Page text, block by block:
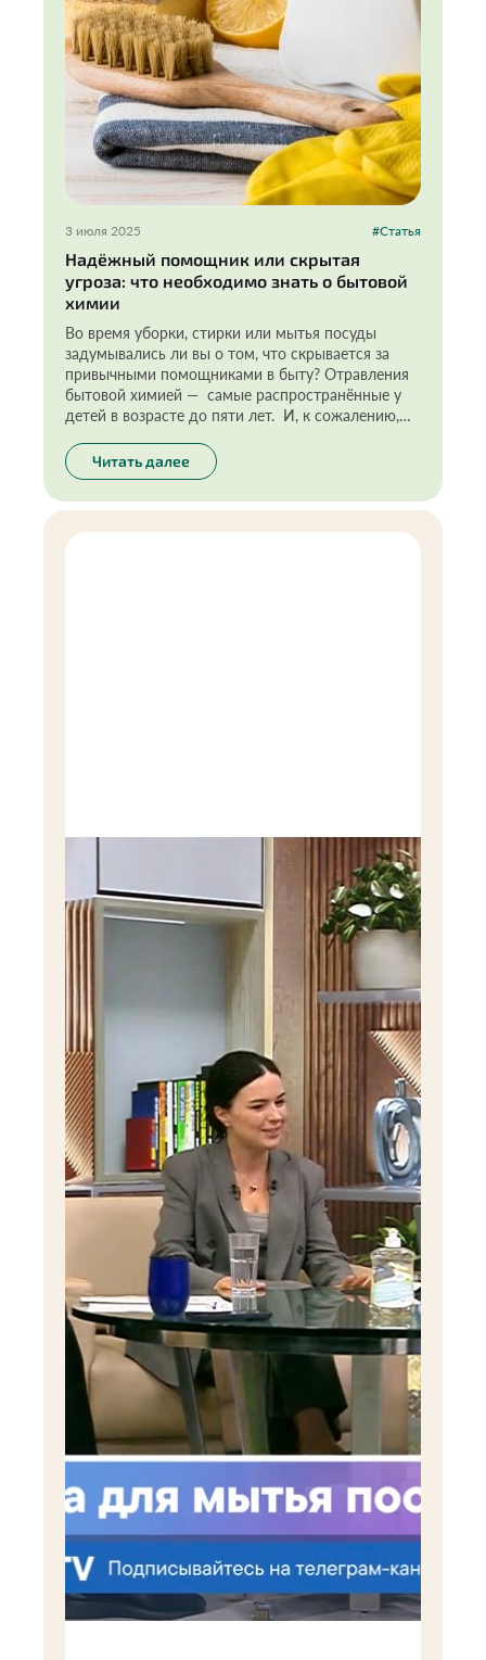
3 июля 2025 #Статья
Надёжный помощник или скрытая
угроза: что необходимо знать о бытовой
химии
Во время уборки, стирки или мытья посуды
задумывались ли вы о том, что скрывается за
привычными помощниками в быту? Отравления
бытовой химией — самые распространённые у
детей в возрасте до пяти лет. И, к сожалению,
любопытства случайно пробуют яркие жидкости
или гранулы. Бытовые средства могут содержать
компоненты, вредные даже при условии
грамотного использования и хранения, очень
Читать далее